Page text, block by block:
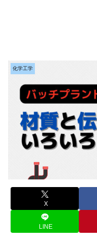
化学工学
X
LINE